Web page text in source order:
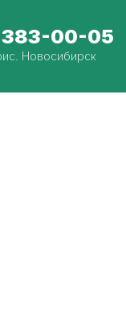
383-00-05
Новосибирск